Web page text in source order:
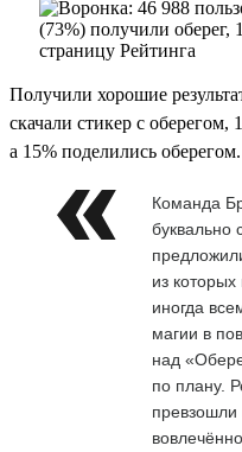
Получили хорошие
скачали стикер с оберегом,
а 15% поделились оберегом.
Команда
буквально
из
иногда
магии в
над
по плану.